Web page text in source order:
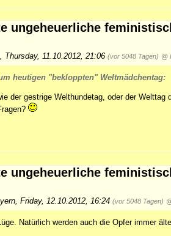
ungeheuerliche
, Thursday, 11.10.2012, 21:06 (vor 5048 Tagen) @
heutigen "bekloppten" Weltmädchentag:
der gestrige Welthundetag, oder der
ungeheuerliche
, Friday, 12.10.2012, 16:24 (vor 5048 Tagen)
Natürlich werden auch die Opfer immer